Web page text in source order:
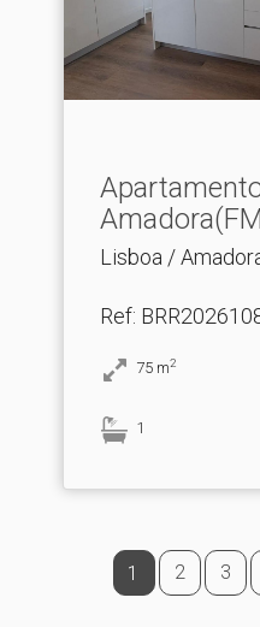
Lisboa /
Ref:
75 m2
1
1 2 3